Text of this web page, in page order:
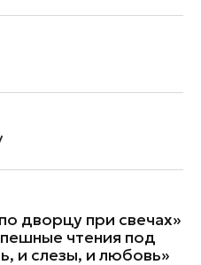
дворцу при свечах»
чтения под
и слезы, и любовь»